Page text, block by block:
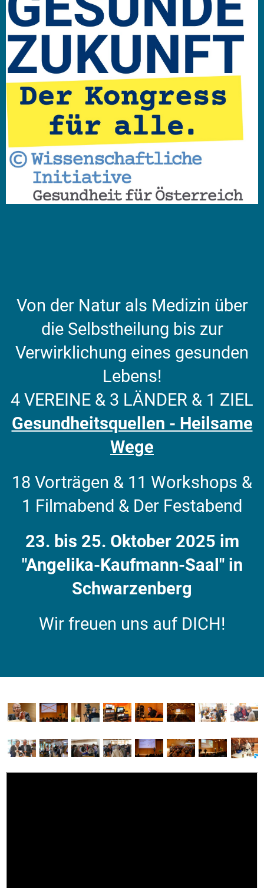
Von der Natur als Medizin über
die Selbstheilung bis zur
Verwirklichung eines gesunden
Lebens!
4 VEREINE & 3 LÄNDER & 1 ZIEL
Gesundheitsquellen - Heilsame
Wege
18 Vorträgen & 11 Workshops &
1 Filmabend & Der Festabend
23. bis 25. Oktober 2025 im
"Angelika-Kaufmann-Saal" in
Schwarzenberg
Wir freuen uns auf DICH!